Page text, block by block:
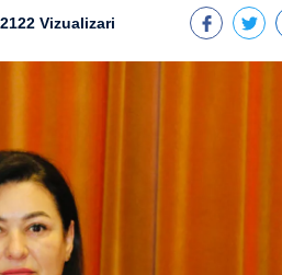
2122 Vizualizari